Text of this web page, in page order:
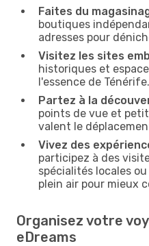
Faites du
boutiques
adresses pour
Visitez les sites
historiques et
l'essence de Ténérife.
Partez à la
points de vue et
valent le
Vivez des
participez à des
spécialités locales
plein air pour mieux
Organisez votre
eDreams